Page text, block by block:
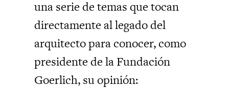
una serie de temas que tocan
directamente al legado del
arquitecto para conocer, como
presidente de la Fundación
Goerlich, su opinión: